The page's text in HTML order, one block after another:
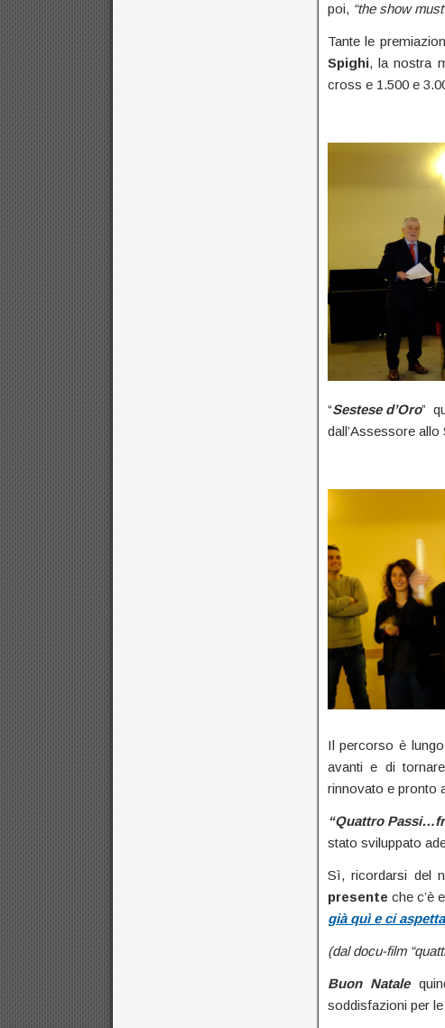
poi, “the show
Tante le
Spighi, la nostra
cross e 1.500 e
“Sestese d’Oro”
dall’Assessore
Il percorso è
avanti e di
rinnovato e pronto
“Quattro
stato sviluppato
Sì, ricordarsi del
presente che c’è
già quì e ci
(dal docu-film
Buon Natale
soddisfazioni per